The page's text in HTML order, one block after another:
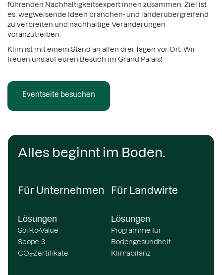
führenden Nachhaltigkeitsexpert:innen zusammen. Ziel ist
es, wegweisende Ideen branchen- und länderübergreifend
zu verbreiten und nachhaltige Veränderungen
voranzutreiben.
Klim ist mit einem Stand an allen drei Tagen vor Ort. Wir
freuen uns auf euren Besuch im Grand Palais!
Eventseite besuchen
Alles beginnt im Boden.
Für Unternehmen
Lösungen
Soil-to-Value
Scope-3
CO2-Zertifikate
Für Landwirte
Lösungen
Programme für
Bodengesundheit
Klimabilanz